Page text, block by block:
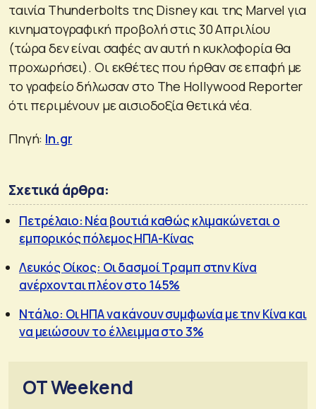
ταινία Thunderbolts της Disney και της Marvel για
κινηματογραφική προβολή στις 30 Απριλίου
(τώρα δεν είναι σαφές αν αυτή η κυκλοφορία θα
προχωρήσει). Οι εκθέτες που ήρθαν σε επαφή με
το γραφείο δήλωσαν στο The Hollywood Reporter
ότι περιμένουν με αισιοδοξία θετικά νέα.
Πηγή: In.gr
Σχετικά άρθρα:
Πετρέλαιο: Nέα βουτιά καθώς κλιμακώνεται ο
εμπορικός πόλεμος ΗΠΑ-Κίνας
Λευκός Οίκος: Οι δασμοί Τραμπ στην Κίνα
ανέρχονται πλέον στο 145%
Ντάλιο: Οι ΗΠΑ να κάνουν συμφωνία με την Κίνα και
να μειώσουν το έλλειμμα στο 3%
OT Weekend